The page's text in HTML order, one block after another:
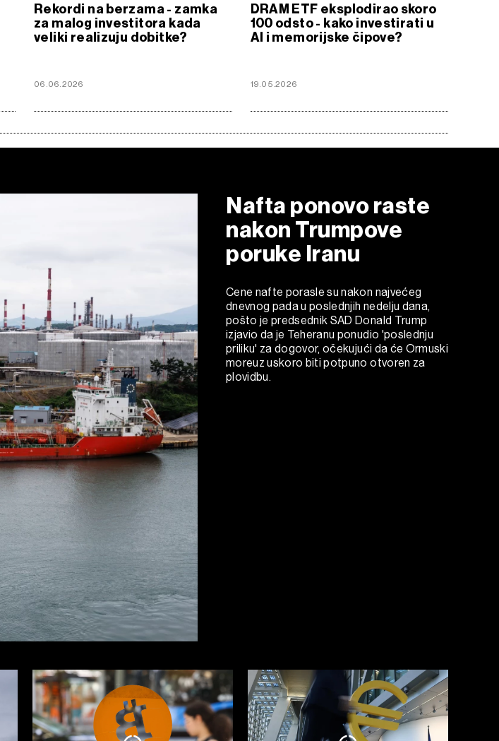
Rekordi na berzama - zamka
za malog investitora kada
veliki realizuju dobitke?
06.06.2026
DRAM ETF eksplodirao skoro
100 odsto - kako investirati u
AI i memorijske čipove?
19.05.2026
Nafta ponovo raste
nakon Trumpove
poruke Iranu
Cene nafte porasle su nakon najvećeg
dnevnog pada u poslednjih nedelju dana,
pošto je predsednik SAD Donald Trump
izjavio da je Teheranu ponudio 'poslednju
priliku' za dogovor, očekujući da će Ormuski
moreuz uskoro biti potpuno otvoren za
plovidbu.